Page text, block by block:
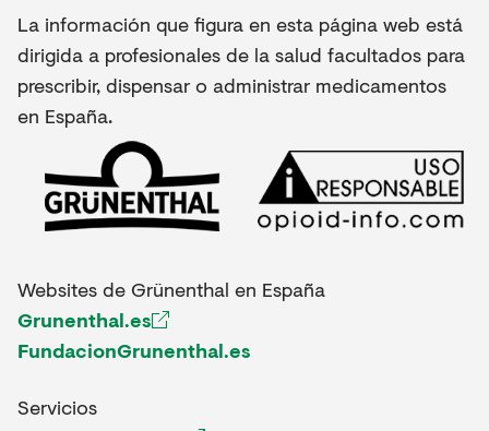
La información que figura en esta página web está
dirigida a profesionales de la salud facultados para
prescribir, dispensar o administrar medicamentos
en España.
Websites de Grünenthal en España
Grunenthal.es
FundacionGrunenthal.es
Servicios